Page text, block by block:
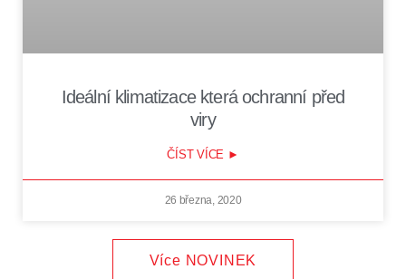
Ideální klimatizace která ochranní před
viry
ČÍST VÍCE ►
26 března, 2020
Více NOVINEK